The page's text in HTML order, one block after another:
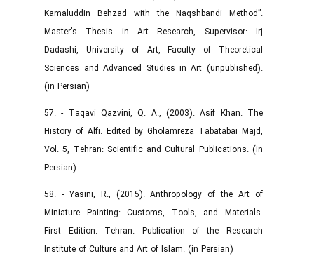
Kamaluddin Behzad with the Naqshbandi Method”.
Master’s Thesis in Art Research, Supervisor: Irj
Dadashi, University of Art, Faculty of Theoretical
Sciences and Advanced Studies in Art (unpublished).
(in Persian)
57. - Taqavi Qazvini, Q. A., (2003). Asif Khan. The
History of Alfi. Edited by Gholamreza Tabatabai Majd,
Vol. 5, Tehran: Scientific and Cultural Publications. (in
Persian)
58. - Yasini, R., (2015). Anthropology of the Art of
Miniature Painting: Customs, Tools, and Materials.
First Edition. Tehran. Publication of the Research
Institute of Culture and Art of Islam. (in Persian)